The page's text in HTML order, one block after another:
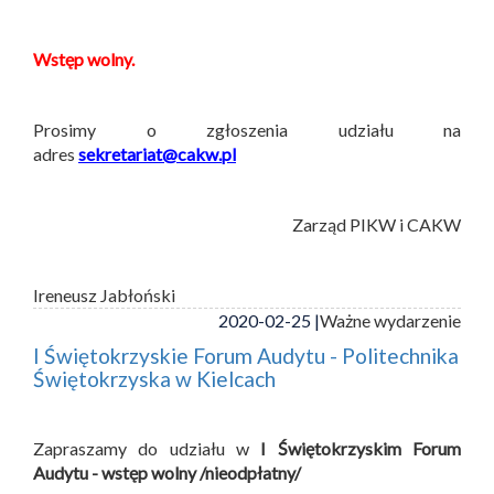
Wstęp wolny.
Prosimy o zgłoszenia udziału na
adres sekretariat@cakw.pl
Zarząd PIKW i CAKW
Ireneusz Jabłoński
2020-02-25 |Ważne wydarzenie
I Świętokrzyskie Forum Audytu - Politechnika
Świętokrzyska w Kielcach
Zapraszamy do udziału w I Świętokrzyskim Forum
Audytu - wstęp wolny /nieodpłatny/